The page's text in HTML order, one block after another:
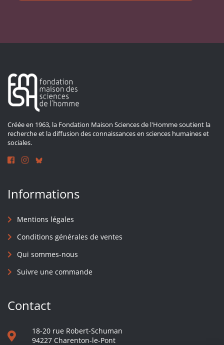
Créée en 1963, la Fondation Maison Sciences de l'Homme soutient la
recherche et la diffusion des connaissances en sciences humaines et
sociales.
Informations
Mentions légales
Conditions générales de ventes
Qui sommes-nous
Suivre une commande
Contact
18-20 rue Robert-Schuman
94227 Charenton-le-Pont